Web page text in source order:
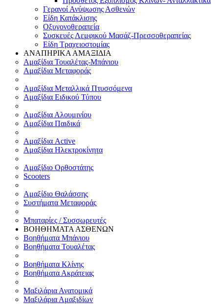
Γερανοί Ανύψωσης Ασθενών
Είδη Κατάκλισης
Οξυγονοθεραπεία
Συσκευές Λεμφικού Μασάζ-Πρεσσοθεραπείας
Είδη Τραχειοστομίας
ΑΝΑΠΗΡΙΚΑ ΑΜΑΞΙΔΙΑ
Αμαξίδια Τουαλέτας-Μπάνιου
Αμαξίδια Μεταφοράς
Αμαξίδια Μεταλλικά Πτυσσόμενα
Αμαξίδια Ειδικού Τύπου
Αμαξίδια Αλουμινίου
Αμαξίδια Παιδικά
Αμαξίδια Active
Αμαξίδια Ηλεκτροκίνητα
Αμαξίδιο Ορθοστάτης
Scooters
Αμαξίδιο Θαλάσσης
Συστήματα Μεταφοράς
Μπαταρίες / Συσσωρευτές
ΒΟΗΘΗΜΑΤΑ ΑΣΘΕΝΩΝ
Βοηθήματα Μπάνιου
Βοηθήματα Τουαλέτας
Βοηθήματα Κλίνης
Βοηθήματα Ακράτειας
Μαξιλάρια Ανατομικά
Μαξιλάρια Αμαξιδίων